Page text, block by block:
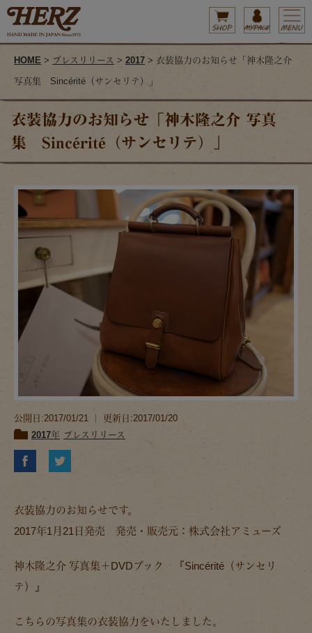
HOME > プレスリリース > 2017 > 衣装協力のお知らせ「神木隆之介
写真集 Sincérité（サンセリテ）」
衣装協力のお知らせ「神木隆之介 写真
集 Sincérité（サンセリテ）」
公開日:2017/01/21 ｜ 更新日:2017/01/20
2017年 プレスリリース
衣装協力のお知らせです。
2017年1月21日発売 発売・販売元：株式会社アミューズ
神木隆之介 写真集＋DVDブック 『Sincérité（サンセリ
テ）』
こちらの写真集の衣装協力をいたしました。